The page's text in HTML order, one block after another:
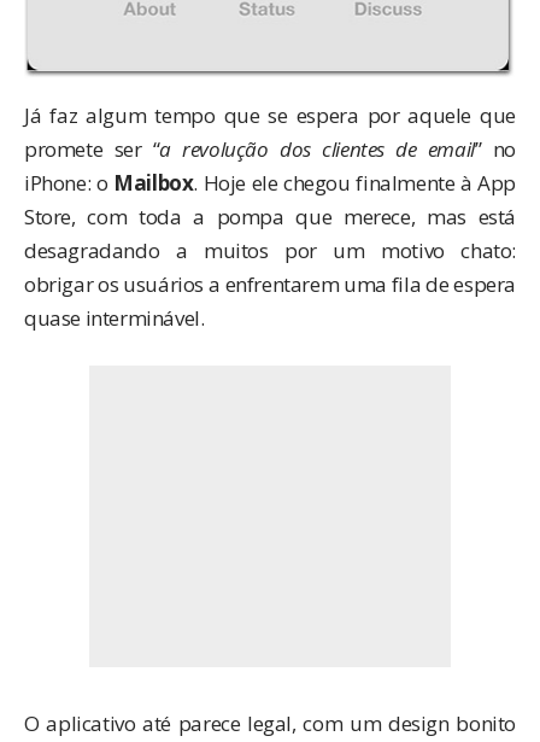
Já faz algum tempo que se espera por aquele que
promete ser “a revolução dos clientes de email” no
iPhone: o Mailbox. Hoje ele chegou finalmente à App
Store, com toda a pompa que merece, mas está
desagradando a muitos por um motivo chato:
obrigar os usuários a enfrentarem uma fila de espera
quase interminável.
O aplicativo até parece legal, com um design bonito